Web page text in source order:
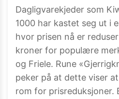
Dagligvarekjeder som
1000 har kastet seg ut i
hvor prisen nå er
kroner for populære
og Friele. Rune
peker på at dette viser
rom for prisreduksjoner.